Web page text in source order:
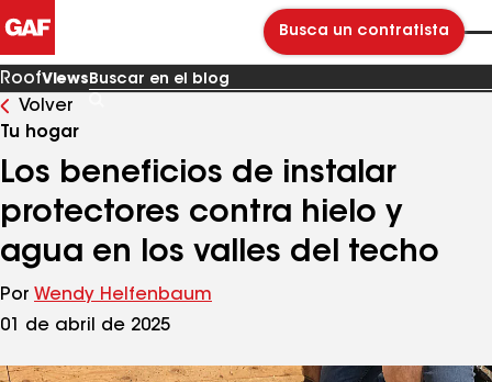
Busca un contratista
RoofViews
blog
Volver
Tu hogar
Los beneficios de instalar
protectores contra hielo y
agua en los valles del techo
Por Wendy Helfenbaum
01 de abril de 2025